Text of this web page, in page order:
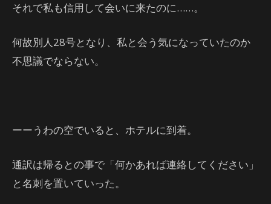
それで私も信用して会いに来たのに……。
何故別人28号となり、私と会う気になっていたのか
不思議でならない。
ーーうわの空でいると、ホテルに到着。
通訳は帰るとの事で「何かあれば連絡してください」
と名刺を置いていった。